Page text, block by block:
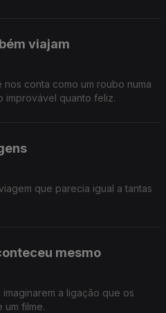
viajam
conta como um roubo numa
improvável quanto feliz.
que parecia igual a tantas
mesmo
a ligação que os
um filme.